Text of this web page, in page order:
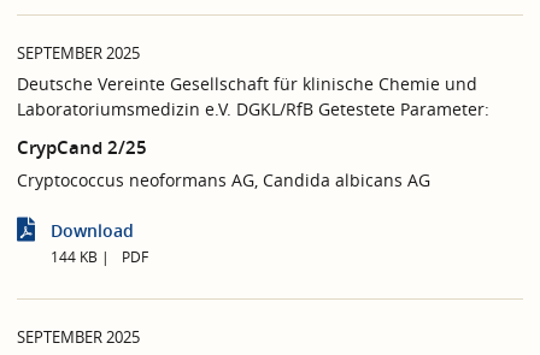
SEPTEMBER 2025
Deutsche Vereinte Gesellschaft für klinische Chemie und
Laboratoriumsmedizin e.V. DGKL/RfB Getestete Parameter:
CrypCand 2/25
Cryptococcus neoformans AG, Candida albicans AG
Download
144 KB PDF
SEPTEMBER 2025